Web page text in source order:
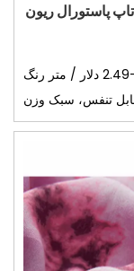
دیجیتال 53% ویسکوز 47% تاپ پاستورال ریون
قیمت: 0.10-2.49 دلار / متر رنگ : FRT05-0239-XA/RF ریون یک